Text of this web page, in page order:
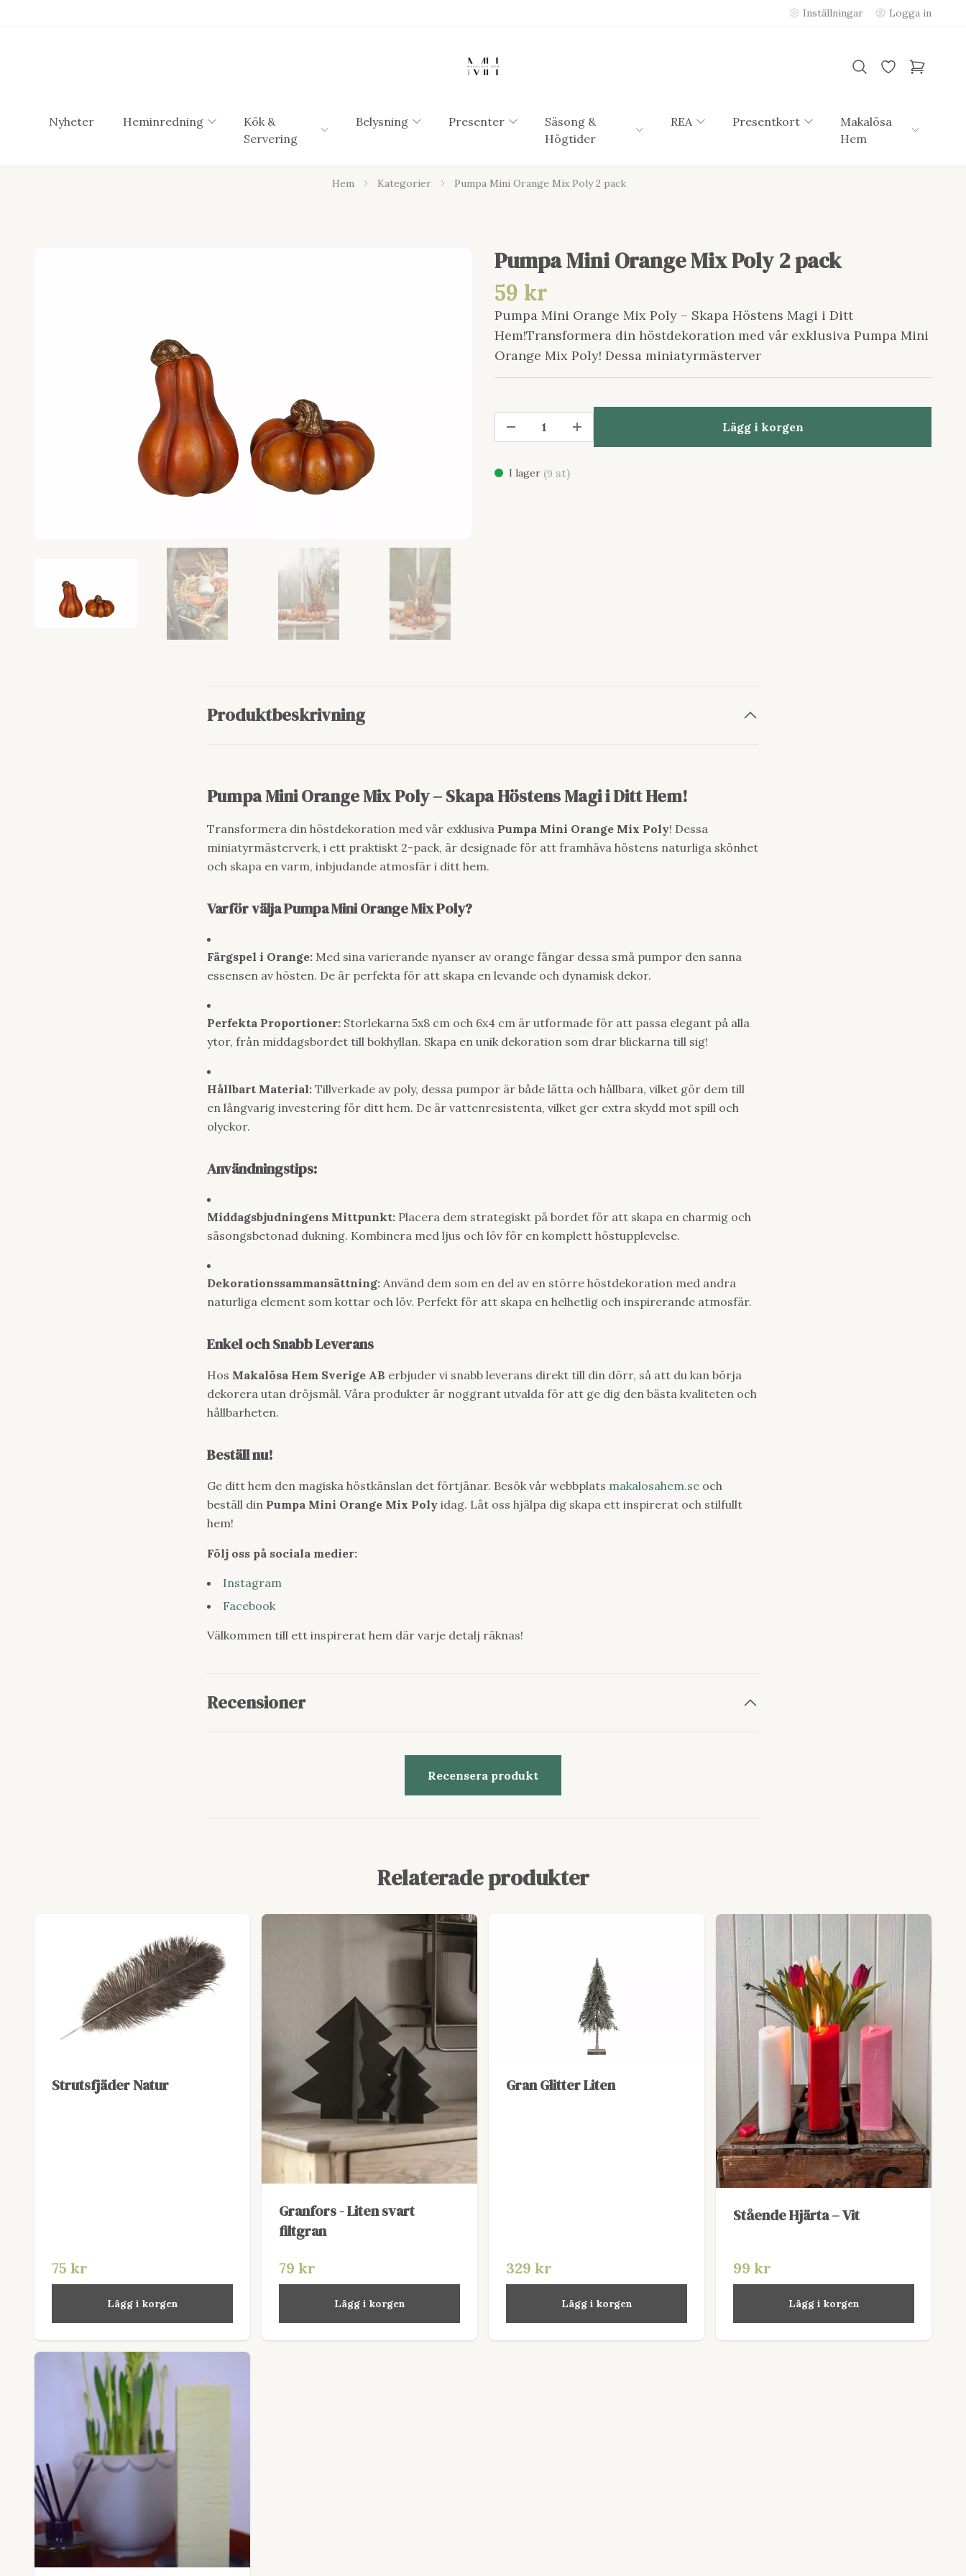
Inställningar Logga in
Nyheter Heminredning
Kök &
Servering
Belysning Presenter
Säsong &
Högtider
REA Presentkort
Makalösa
Hem
Hem Kategorier Pumpa Mini Orange Mix Poly 2 pack
Pumpa Mini Orange Mix Poly 2 pack
59 kr
Pumpa Mini Orange Mix Poly – Skapa Höstens Magi i Ditt
Hem!Transformera din höstdekoration med vår exklusiva Pumpa Mini
Orange Mix Poly! Dessa miniatyrmästerver
Lägg i korgen
I lager (9 st)
Produktbeskrivning
Pumpa Mini Orange Mix Poly – Skapa Höstens Magi i Ditt Hem!
Transformera din höstdekoration med vår exklusiva Pumpa Mini Orange Mix Poly! Dessa
miniatyrmästerverk, i ett praktiskt 2-pack, är designade för att framhäva höstens naturliga skönhet
och skapa en varm, inbjudande atmosfär i ditt hem.
Varför välja Pumpa Mini Orange Mix Poly?
Färgspel i Orange: Med sina varierande nyanser av orange fångar dessa små pumpor den sanna
essensen av hösten. De är perfekta för att skapa en levande och dynamisk dekor.
Perfekta Proportioner: Storlekarna 5x8 cm och 6x4 cm är utformade för att passa elegant på alla
ytor, från middagsbordet till bokhyllan. Skapa en unik dekoration som drar blickarna till sig!
Hållbart Material: Tillverkade av poly, dessa pumpor är både lätta och hållbara, vilket gör dem till
en långvarig investering för ditt hem. De är vattenresistenta, vilket ger extra skydd mot spill och
olyckor.
Användningstips:
Middagsbjudningens Mittpunkt: Placera dem strategiskt på bordet för att skapa en charmig och
säsongsbetonad dukning. Kombinera med ljus och löv för en komplett höstupplevelse.
Dekorationssammansättning: Använd dem som en del av en större höstdekoration med andra
naturliga element som kottar och löv. Perfekt för att skapa en helhetlig och inspirerande atmosfär.
Enkel och Snabb Leverans
Hos Makalösa Hem Sverige AB erbjuder vi snabb leverans direkt till din dörr, så att du kan börja
dekorera utan dröjsmål. Våra produkter är noggrant utvalda för att ge dig den bästa kvaliteten och
hållbarheten.
Beställ nu!
Ge ditt hem den magiska höstkänslan det förtjänar. Besök vår webbplats makalosahem.se och
beställ din Pumpa Mini Orange Mix Poly idag. Låt oss hjälpa dig skapa ett inspirerat och stilfullt
hem!
Följ oss på sociala medier:
Instagram
Facebook
Välkommen till ett inspirerat hem där varje detalj räknas!
Recensioner
Recensera produkt
Relaterade produkter
Strutsfjäder Natur
75 kr
Lägg i korgen
Granfors - Liten svart
filtgran
79 kr
Lägg i korgen
Gran Glitter Liten
329 kr
Lägg i korgen
Stående Hjärta – Vit
99 kr
Lägg i korgen